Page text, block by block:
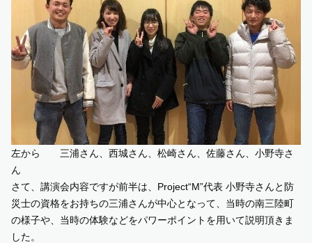
左から 三浦さん、西城さん、松崎さん、佐藤さん、小野寺さ
ん
さて、講演会内容ですが前半は、Project“M”代表 小野寺さんと防
災士の資格をお持ちの三浦さんが中心となって、当時の南三陸町
の様子や、当時の体験などをパワーポイントを用いて説明頂きま
した。